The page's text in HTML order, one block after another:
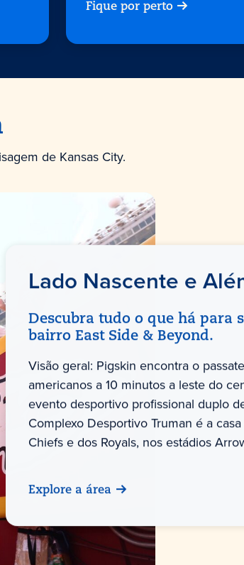
Fique por perto
de Kansas City.
Lado Nascente e
Descubra tudo o que há para
bairro East Side & Beyond.
Visão geral: Pigskin encontra o
americanos a 10 minutos a leste do
evento desportivo profissional duplo
Complexo Desportivo Truman é a
Chiefs e dos Royals, nos estádios
Explore a área